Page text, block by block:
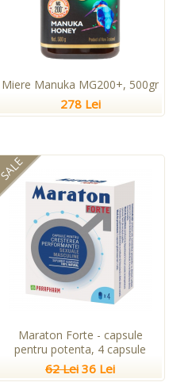
Miere Manuka MG200+, 500gr
278 Lei
SALE
Maraton Forte - capsule
pentru potenta, 4 capsule
62 Lei 36 Lei